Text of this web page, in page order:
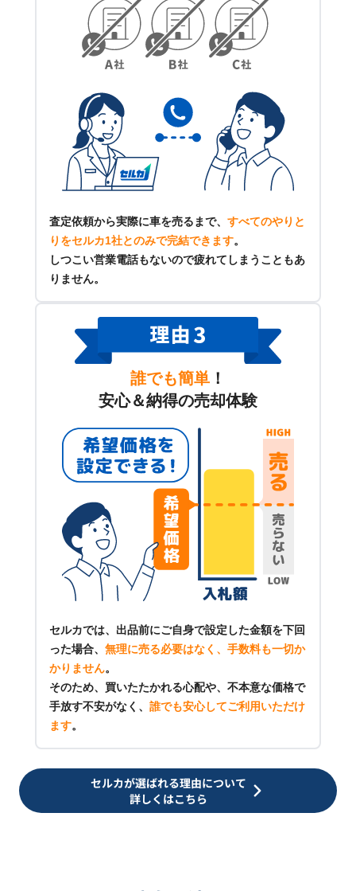
査定依頼から実際に車を売るまで、 すべてのやりと
りをセルカ1社とのみで完結できます。
しつこい営業電話もないので疲れてしまうこともあ
りません。
誰でも簡単 ！
安心＆納得の売却体験
セルカでは、出品前にご自身で設定した金額を下回
った場合、 無理に売る必要はなく、手数料も一切か
かりません。
そのため、買いたたかれる心配や、不本意な価格で
手放す不安がなく、 誰でも安心してご利用いただけ
ます。
セルカが選ばれる理由について
詳しくはこちら